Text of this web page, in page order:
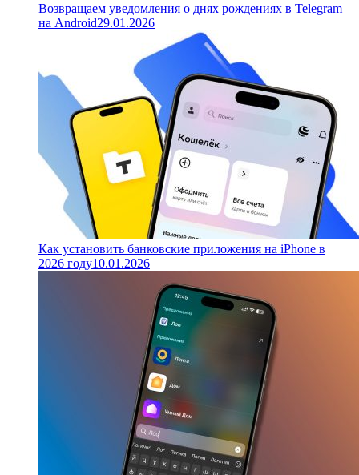
Возвращаем уведомления о днях рождениях в Telegram
на Android29.01.2026
Как установить банковские приложения на iPhone в
2026 году10.01.2026